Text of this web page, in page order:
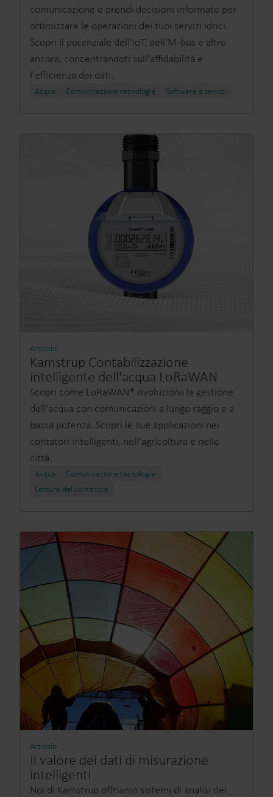
comunicazione e prendi decisioni informate per
ottimizzare le operazioni dei tuoi servizi idrici.
Scopri il potenziale dell'IoT, dell'M-bus e altro
ancora, concentrandoti sull'affidabilità e
l'efficienza dei dati.
Acqua Comunicazione tecnologie Software e servizi
Articolo
Kamstrup Contabilizzazione
intelligente dell'acqua LoRaWAN
Scopri come LoRaWAN® rivoluziona la gestione
dell'acqua con comunicazioni a lungo raggio e a
bassa potenza. Scopri le sue applicazioni nei
contatori intelligenti, nell'agricoltura e nelle
città.
Acqua
Comunicazione tecnologie
Lettura del contatore
Articolo
Il valore dei dati di misurazione
intelligenti
Noi di Kamstrup offriamo sistemi di analisi dei